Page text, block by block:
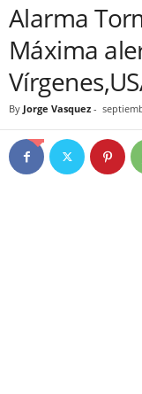
Alarma
Máxima
By Jorge Vasquez -